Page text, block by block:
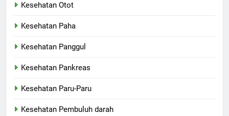
Kesehatan Otot
Kesehatan Paha
Kesehatan Panggul
Kesehatan Pankreas
Kesehatan Paru-Paru
Kesehatan Pembuluh darah